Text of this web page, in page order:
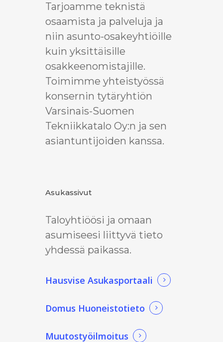
Tarjoamme teknistä
osaamista ja palveluja ja
niin asunto-osakeyhtiöille
kuin yksittäisille
osakkeenomistajille.
Toimimme yhteistyössä
konsernin tytäryhtiön
Varsinais-Suomen
Tekniikkatalo Oy:n ja sen
asiantuntijoiden kanssa.
Asukassivut
Taloyhtiöösi ja omaan
asumiseesi liittyvä tieto
yhdessä paikassa.
Hausvise Asukasportaali
Domus Huoneistotieto
Muutostyöilmoitus